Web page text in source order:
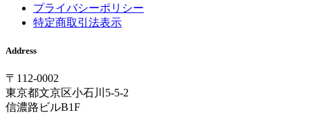
プライバシーポリシー
特定商取引法表示
Address
〒112-0002
東京都文京区小石川5-5-2
信濃路ビルB1F